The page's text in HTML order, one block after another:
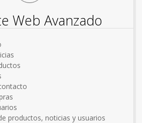
Web Avanzado
productos, noticias y usuarios